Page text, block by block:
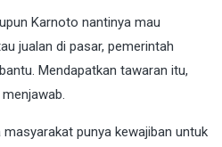
Karnoto nantinya mau
jualan di pasar, pemerintah
Mendapatkan tawaran itu,
masyarakat punya kewajiban untuk